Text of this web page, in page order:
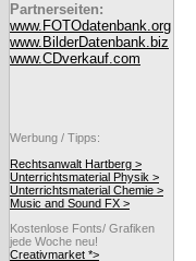
Partnerseiten:
www.FOTOdatenbank.org
www.BilderDatenbank.biz
www.CDverkauf.com
Werbung / Tipps:
Rechtsanwalt Hartberg >
Unterrichtsmaterial Physik >
Unterrichtsmaterial Chemie >
Music and Sound FX >
Kostenlose Fonts/ Grafiken
jede Woche neu!
Creativmarket *>